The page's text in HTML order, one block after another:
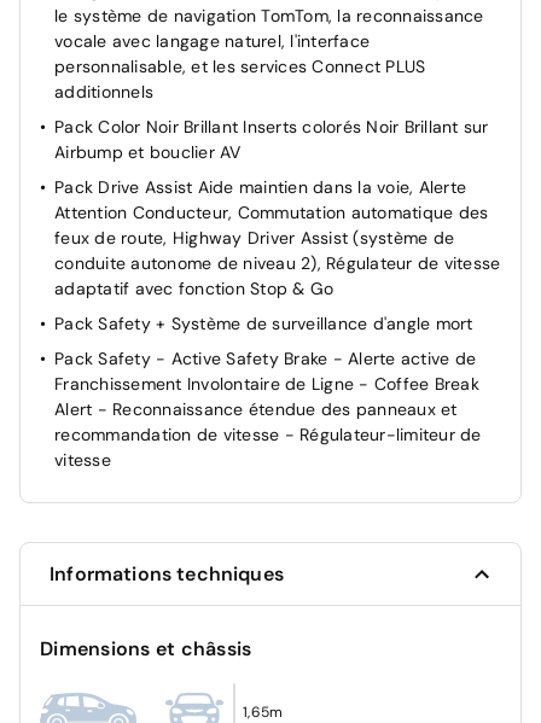
AR
Frein de stationnement électrique automatique
Projecteurs antibrouillard avec éclairage statique
Projecteurs LED
Rétroviseur intérieur électrochrome
TCS (Contrôle de la traction)
Vitres et lunette AR surteintées
Verrouillage centralisé
le système de navigation TomTom, la reconnaissance
vocale avec langage naturel, l'interface
personnalisable, et les services Connect PLUS
additionnels
Pack Color Noir Brillant Inserts colorés Noir Brillant sur
Airbump et bouclier AV
Pack Drive Assist Aide maintien dans la voie, Alerte
Attention Conducteur, Commutation automatique des
feux de route, Highway Driver Assist (système de
conduite autonome de niveau 2), Régulateur de vitesse
adaptatif avec fonction Stop & Go
Pack Safety + Système de surveillance d'angle mort
Pack Safety - Active Safety Brake - Alerte active de
Franchissement Involontaire de Ligne - Coffee Break
Alert - Reconnaissance étendue des panneaux et
recommandation de vitesse - Régulateur-limiteur de
vitesse
Informations techniques
Dimensions et châssis
1,65m